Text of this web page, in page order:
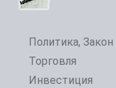
Политика, Закон
Торговля
Инвестиция